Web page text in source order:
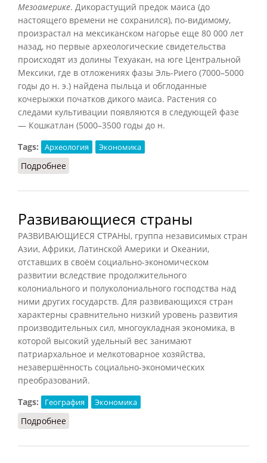
Мезоамерике. Дикорастущий предок маиса (до
настоящего времени не сохранился), по-видимому,
произрастал на мексиканском нагорье еще 80 000 лет
назад, но первые археологические свидетельства
происходят из долины Техуакан, на юге Центральной
Мексики, где в отложениях фазы Эль-Риего (7000–5000
годы до н. э.) найдена пыльца и обглоданные
кочерыжки початков дикого маиса. Растения со
следами культивации появляются в следующей фазе
— Кошкатлан (5000–3500 годы до н.
Tags:
Археология Экономика
Подробнее
Развивающиеся страны
РАЗВИВАЮЩИЕСЯ СТРАНЫ, группа независимых стран
Азии, Африки, Латинской Америки и Океании,
отставших в своём социально-экономическом
развитии вследствие продолжительного
колониального и полуколониального господства над
ними других государств. Для развивающихся стран
характерны сравнительно низкий уровень развития
производительных сил, многоукладная экономика, в
которой высокий удельный вес занимают
патриархальное и мелкотоварное хозяйства,
незавершённость социально-экономических
преобразований.
Tags:
География Экономика
Подробнее